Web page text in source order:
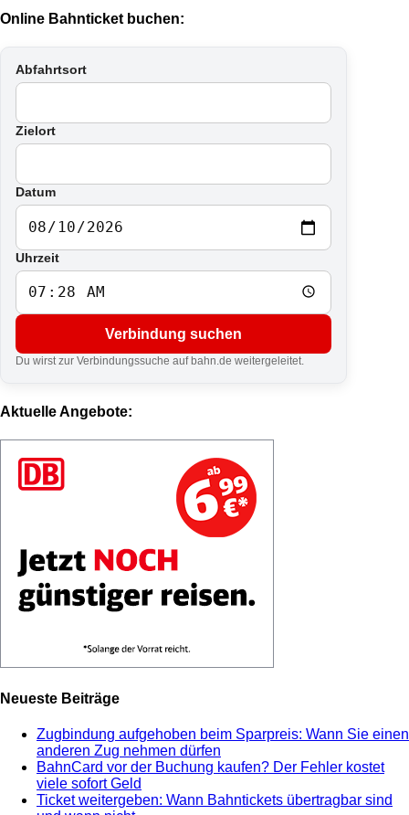
Online Bahnticket buchen:
Abfahrtsort
Zielort
Datum
Uhrzeit
Verbindung suchen
Du wirst zur Verbindungssuche auf bahn.de weitergeleitet.
Aktuelle Angebote:
Neueste Beiträge
Zugbindung aufgehoben beim Sparpreis: Wann Sie einen
anderen Zug nehmen dürfen
BahnCard vor der Buchung kaufen? Der Fehler kostet
viele sofort Geld
Ticket weitergeben: Wann Bahntickets übertragbar sind